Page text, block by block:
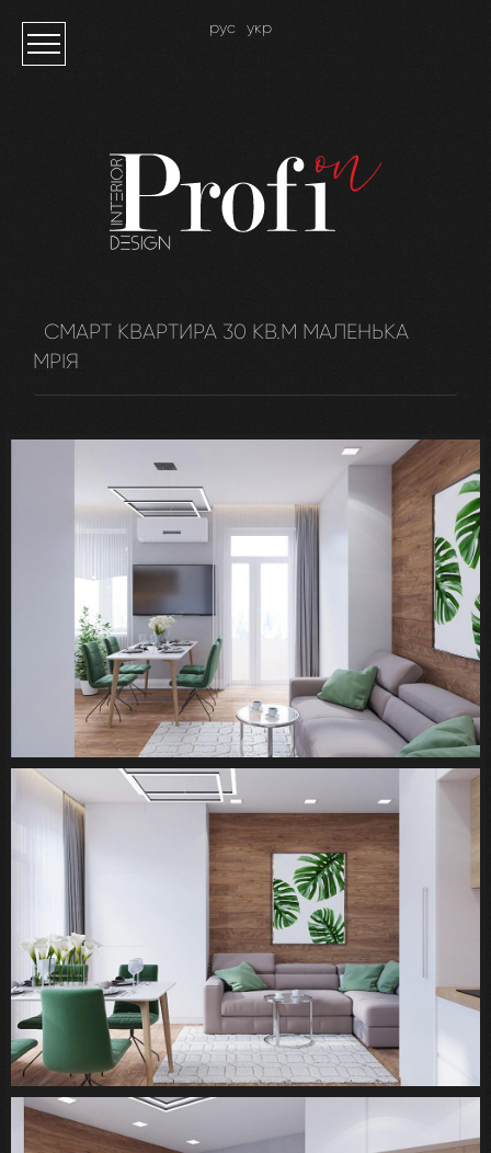
рус укр
СМАРТ КВАРТИРА 30 КВ.М МАЛЕНЬКА
МРІЯ